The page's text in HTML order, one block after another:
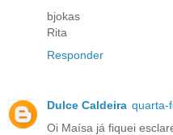
bjokas
Rita
Responder
Dulce Caldeira quarta-
Oi Maísa já fiquei